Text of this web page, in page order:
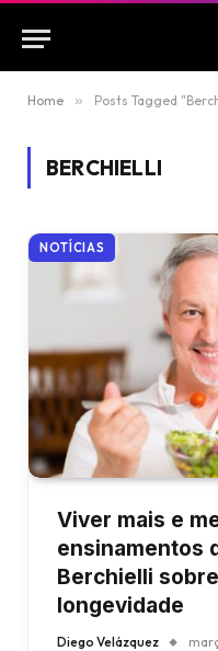
Home » Posts Tagged
BERCHIELLI
NOTÍCIAS
Viver mais e
ensinamentos
Berchielli
longevidade
Diego Velázquez